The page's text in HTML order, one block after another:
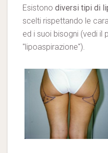
Esistono diversi tipi di
scelti rispettando le
ed i suoi bisogni (vedi il
"lipoaspirazione").